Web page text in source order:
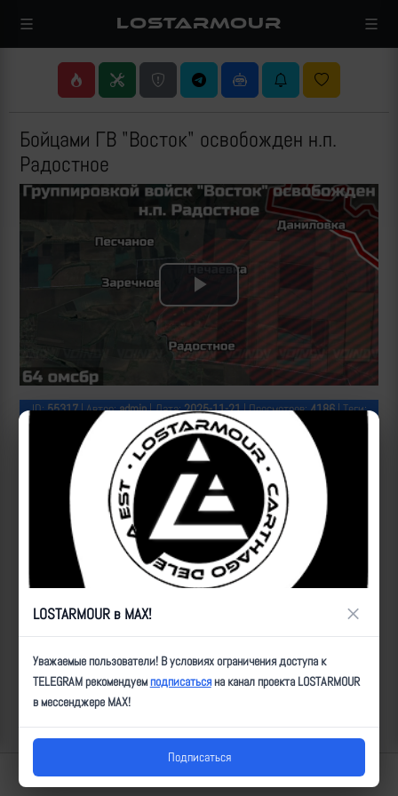
LOSTARMOUR
Бойцами ГВ "Восток" освобожден н.п.
Радостное
Play
Video
ID:55317| Автор:admin| Дата:2025-11-21| Просмотров:4186| Теги:
Радостное
Популярные за сегодня видео
Lostarmour | Carthago Delenda Est | 2014-2026
LOSTARMOUR в MAX! ×
Уважаемые пользователи! В условиях ограничения доступа к
TELEGRAM рекомендуемподписатьсяна канал проекта LOSTARMOUR
в мессенджере MAX!
Подписаться